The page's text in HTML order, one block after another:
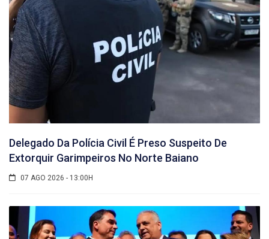
Delegado Da Polícia Civil É Preso Suspeito De
Extorquir Garimpeiros No Norte Baiano
07 AGO 2026 - 13:00H